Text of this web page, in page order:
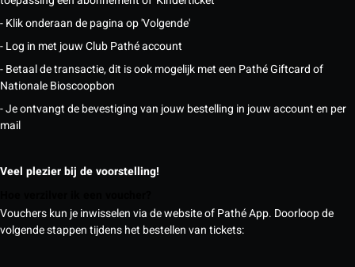
- Klik onderaan de pagina op 'Volgende'
- Log in met jouw Club Pathé account
- Betaal de transactie, dit is ook mogelijk met een Pathé Giftcard of
Nationale Bioscoopbon
- Je ontvangt de bevestiging van jouw bestelling in jouw account en per
mail
Veel plezier bij de voorstelling!
Vouchers kun je inwisselen via de website of Pathé App. Doorloop de
volgende stappen tijdens het bestellen van tickets: